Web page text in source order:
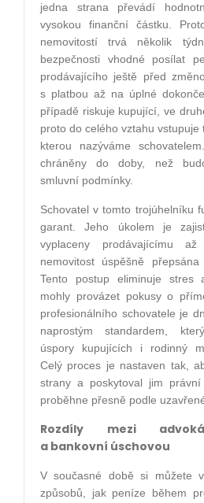
jedna strana převádí
vysokou finanční částku.
nemovitostí trvá několik
bezpečnosti vhodné posílat
prodávajícího ještě před
s platbou až na úplné
případě riskuje kupující, ve
proto do celého vztahu vstupuje
kterou nazýváme
chráněny do doby, než
smluvní podmínky.
Schovatel v tomto trojúhelníku
garant. Jeho úkolem je
vyplaceny prodávajícímu
nemovitost úspěšně
Tento postup eliminuje stres
mohly provázet pokusy o
profesionálního schovatele je
naprostým standardem,
úspory kupujících i rodinný
Celý proces je nastaven tak,
strany a poskytoval jim
proběhne přesně podle
Rozdíly mezi
a bankovní úschovou
V současné době si můžete
způsobů, jak peníze během